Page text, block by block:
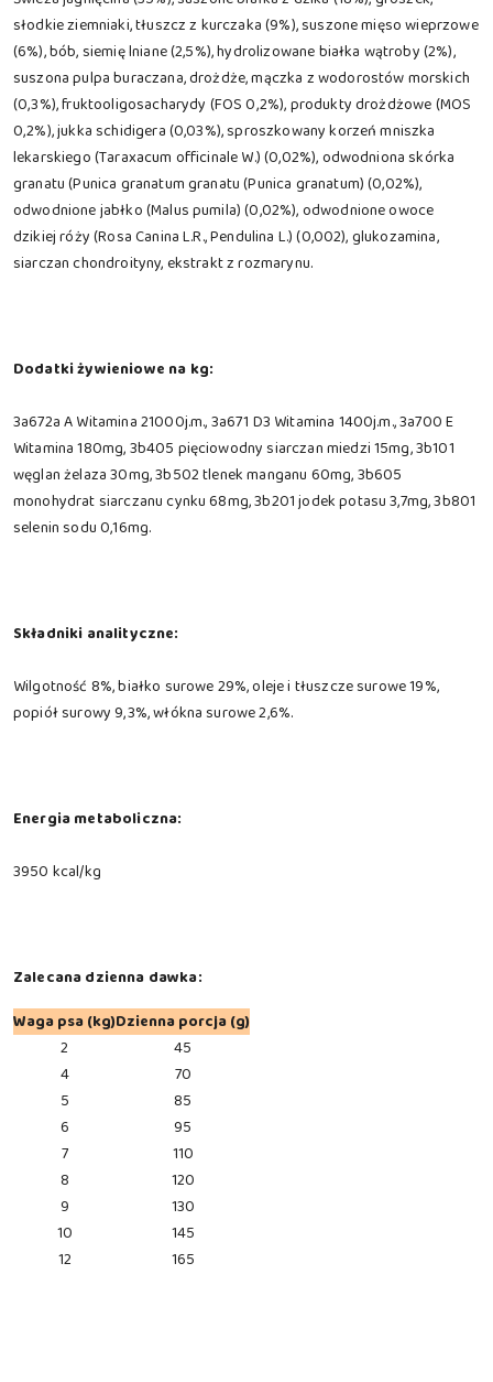
słodkie ziemniaki, tłuszcz z kurczaka (9%), suszone mięso wieprzowe
(6%), bób, siemię lniane (2,5%), hydrolizowane białka wątroby (2%),
suszona pulpa buraczana, drożdże, mączka z wodorostów morskich
(0,3%), fruktooligosacharydy (FOS 0,2%), produkty drożdżowe (MOS
0,2%), jukka schidigera (0,03%), sproszkowany korzeń mniszka
lekarskiego (Taraxacum officinale W.) (0,02%), odwodniona skórka
granatu (Punica granatum granatu (Punica granatum) (0,02%),
odwodnione jabłko (Malus pumila) (0,02%), odwodnione owoce
dzikiej róży (Rosa Canina L.R., Pendulina L.) (0,002), glukozamina,
siarczan chondroityny, ekstrakt z rozmarynu.
Dodatki żywieniowe na kg:
3a672a A Witamina 21000j.m., 3a671 D3 Witamina 1400j.m., 3a700 E
Witamina 180mg, 3b405 pięciowodny siarczan miedzi 15mg, 3b101
węglan żelaza 30mg, 3b502 tlenek manganu 60mg, 3b605
monohydrat siarczanu cynku 68mg, 3b201 jodek potasu 3,7mg, 3b801
selenin sodu 0,16mg.
Składniki analityczne:
Wilgotność 8%, białko surowe 29%, oleje i tłuszcze surowe 19%,
popiół surowy 9,3%, włókna surowe 2,6%.
Energia metaboliczna:
3950 kcal/kg
Zalecana dzienna dawka:
Waga psa (kg)Dzienna porcja (g)
2
45
4
70
5
85
6
95
7
110
8
120
9
130
10
145
12
165